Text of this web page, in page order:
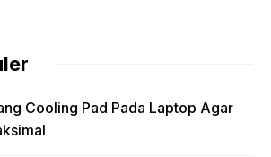
Cooling Pad Pada Laptop Agar